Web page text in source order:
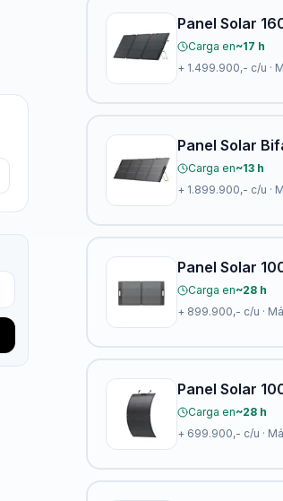
Panel Solar
Carga en~17 h
+ 1.499.900,- c/u ·
Panel Solar
Carga en~13 h
+ 1.899.900,- c/u ·
Panel Solar
Carga en~28 h
+ 899.900,- c/u ·
Panel Solar
Carga en~28 h
+ 699.900,- c/u ·